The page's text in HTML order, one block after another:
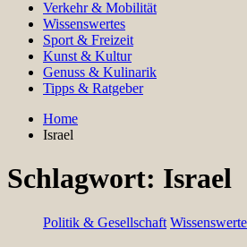
Verkehr & Mobilität
Wissenswertes
Sport & Freizeit
Kunst & Kultur
Genuss & Kulinarik
Tipps & Ratgeber
Home
Israel
Schlagwort: Israel
Politik & Gesellschaft